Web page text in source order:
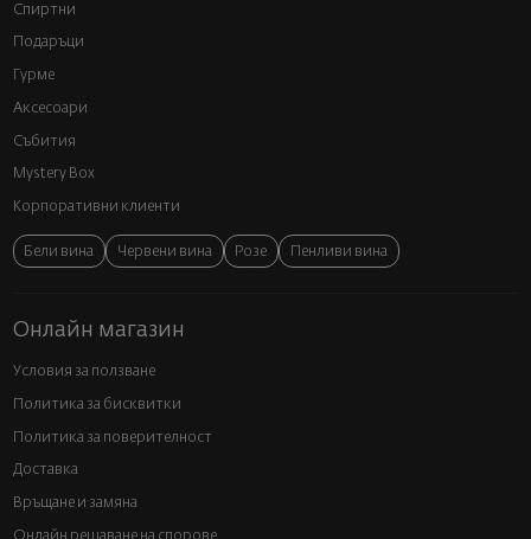
Спиртни
Подаръци
Гурме
Аксесоари
Събития
Mystery Box
Корпоративни клиенти
Бели вина Червени вина Розе Пенливи вина
Онлайн магазин
Условия за ползване
Политика за бисквитки
Политика за поверителност
Доставка
Връщане и замяна
Онлайн решаване на спорове